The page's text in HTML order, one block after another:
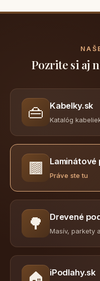
Pozrite si aj
👜 Kabelky.sk
Katalóg
🟫 Laminátové
Práve ste tu
🌳 Drevené
Masív, parkety
iPodlahy.sk